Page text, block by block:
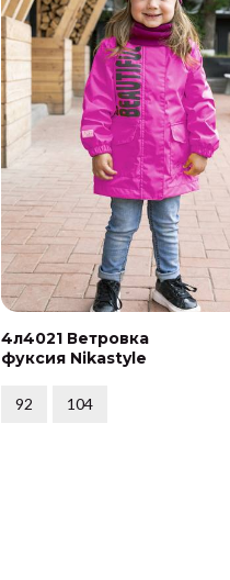
4л4021 Ветровка
фуксия Nikastyle
92 104